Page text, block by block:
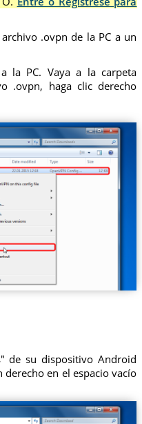
.ovpn de la PC a un
la PC. Vaya a la carpeta
.ovpn, haga clic derecho
de su dispositivo Android
derecho en el espacio vacío